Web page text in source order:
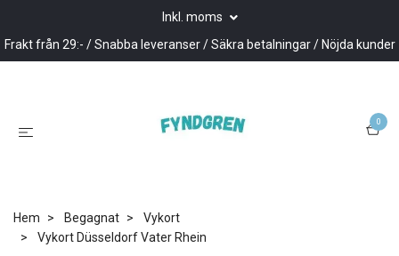
Inkl. moms
Frakt från 29:- / Snabba leveranser / Säkra betalningar / Nöjda kunder
0
Hem Begagnat
Vykort
Vykort Düsseldorf Vater Rhein